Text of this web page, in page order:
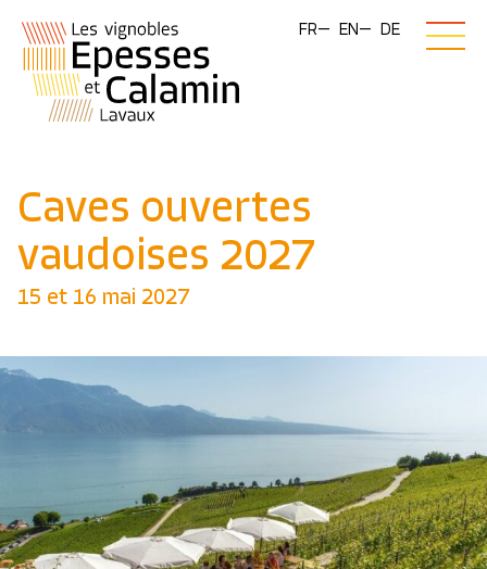
FR EN DE
Caves ouvertes
vaudoises 2027
15 et 16 mai 2027